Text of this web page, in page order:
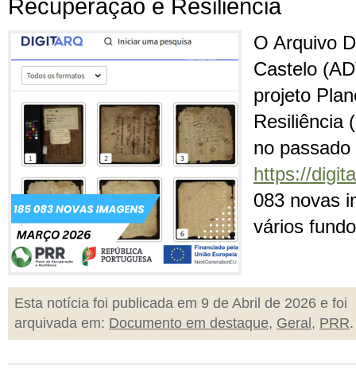
Recuperação e Resiliência
O Arquivo
Castelo
projeto
Resiliência
no
https://
083 novas
vários
Esta notícia foi publicada em 9 de Abril de 2026 e foi
arquivada em: Documento em destaque, Geral , PRR.